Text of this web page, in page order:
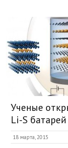
Ученые
Li-S батарей
18 марта, 2015